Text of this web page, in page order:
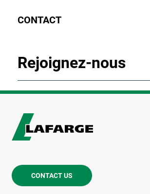
CONTACT
Rejoignez-nous
CONTACT US